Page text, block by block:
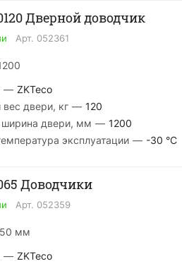
Дверной доводчик
Арт. 052361
— ZKTeco
двери, кг — 120
двери, мм — 1200
эксплуатации — -30 °С
Доводчики
Арт. 052359
мм
— ZKTeco